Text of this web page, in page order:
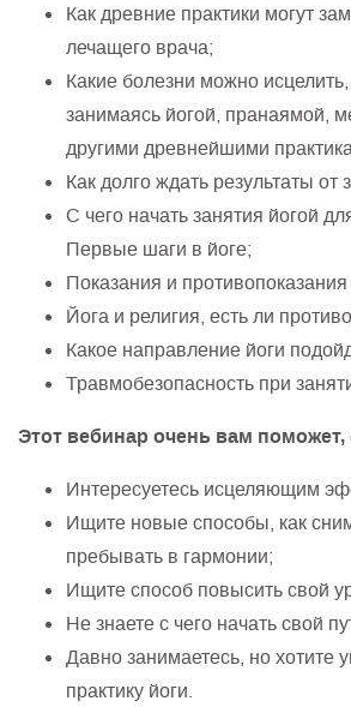
Как древние практики могут
лечащего врача;
Какие болезни можно
занимаясь йогой, пранаямой,
другими древнейшими
Как долго ждать результаты от
С чего начать занятия йогой
Первые шаги в йоге;
Показания и противопоказания
Йога и религия, есть ли
Какое направление йоги
Травмобезопасность при
Этот вебинар очень вам
Интересуетесь исцеляющим
Ищите новые способы, как
пребывать в гармонии;
Ищите способ повысить свой
Не знаете с чего начать свой
Давно занимаетесь, но хотите
практику йоги.